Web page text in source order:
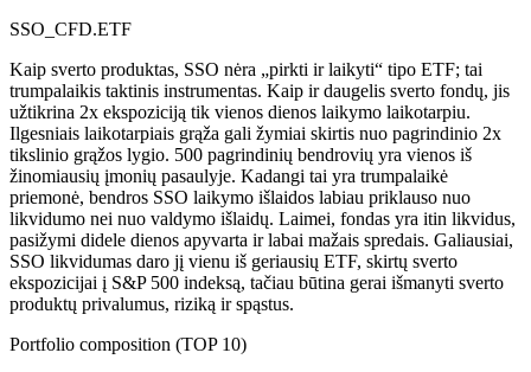
SSO_CFD.ETF
Kaip sverto produktas, SSO nėra „pirkti ir laikyti“ tipo ETF; tai
trumpalaikis taktinis instrumentas. Kaip ir daugelis sverto fondų, jis
užtikrina 2x ekspoziciją tik vienos dienos laikymo laikotarpiu.
Ilgesniais laikotarpiais grąža gali žymiai skirtis nuo pagrindinio 2x
tikslinio grąžos lygio. 500 pagrindinių bendrovių yra vienos iš
žinomiausių įmonių pasaulyje. Kadangi tai yra trumpalaikė
priemonė, bendros SSO laikymo išlaidos labiau priklauso nuo
likvidumo nei nuo valdymo išlaidų. Laimei, fondas yra itin likvidus,
pasižymi didele dienos apyvarta ir labai mažais spredais. Galiausiai,
SSO likvidumas daro jį vienu iš geriausių ETF, skirtų sverto
ekspozicijai į S&P 500 indeksą, tačiau būtina gerai išmanyti sverto
produktų privalumus, riziką ir spąstus.
Portfolio composition (TOP 10)